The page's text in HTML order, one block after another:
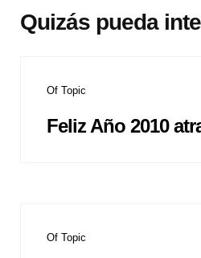
Quizás pueda
Of Topic
Feliz Año 2010
Of Topic